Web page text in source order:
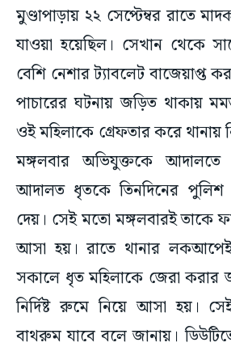
মুণ্ডাপাড়ায় ২২ সেপ্টেম্বর রাতে
যাওয়া হয়েছিল। সেখান থেকে
বেশি নেশার ট্যাবলেট বাজেয়াপ্ত
পাচারের ঘটনায় জড়িত থাকায়
ওই মহিলাকে গ্রেফতার করে থানায়
মঙ্গলবার অভিযুক্তকে আদালতে
আদালত ধৃতকে তিনদিনের পুলিশ
দেয়। সেই মতো মঙ্গলবারই তাকে
আসা হয়। রাতে থানার
সকালে ধৃত মহিলাকে জেরা
নির্দিষ্ট রুমে নিয়ে আসা হয়।
বাথরুম যাবে বলে জানায়।